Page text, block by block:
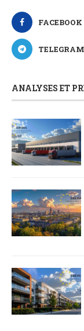
FACEBOOK
TELEGRAM
ANALYSES ET